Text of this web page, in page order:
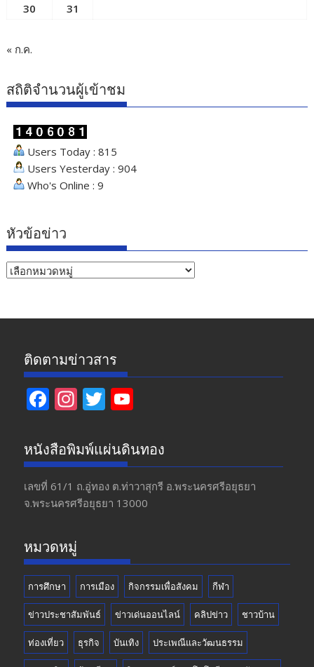
30
31
« ก.ค.
สถิติจำนวนผู้เข้าชม
Users Today : 815
Users Yesterday : 904
Who's Online : 9
หัวข้อข่าว
หัวข้อ
ติดตามข่าวสาร
F
e
b
o
o
In
a
gr
a
m
T
itt
er
u
T
u
b
หนังสือพิมพ์แผ่นดินทอง
เลขที่ 61/1 ถ.อู่ทอง​ ต.​ท่าวาสุกรี​ อ.พระนครศรีอยุธยา​
จ.พระนครศรีอยุธยา 13000
หมวดหมู่
การศึกษา การเมือง กิจกรรมเพื่อสังคม กีฬา
ข่าวประชาสัมพันธ์ ข่าวเด่นออนไลน์ คลิปข่าว ชาวบ้าน
ท่องเที่ยว ธุรกิจ บันเทิง ประเพณีและวัฒนธรรม